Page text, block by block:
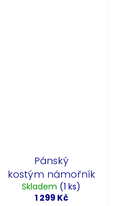
Pánský
kostým námořník
Skladem (1 ks)
1 299 Kč